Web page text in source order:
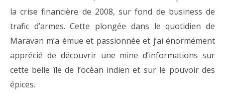
la crise financière de 2008, sur fond de business de
trafic d’armes. Cette plongée dans le quotidien de
Maravan m’a émue et passionnée et j’ai énormément
apprécié de découvrir une mine d’informations sur
cette belle île de l’océan indien et sur le pouvoir des
épices.